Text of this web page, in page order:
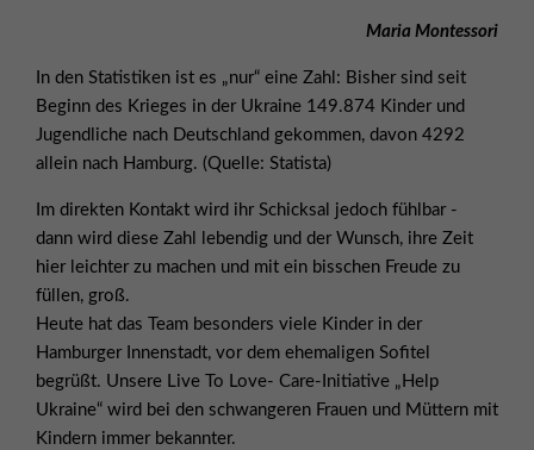
Maria Montessori
In den Statistiken ist es „nur“ eine Zahl: Bisher sind seit
Beginn des Krieges in der Ukraine 149.874 Kinder und
Jugendliche nach Deutschland gekommen, davon 4292
allein nach Hamburg. (Quelle: Statista)
Im direkten Kontakt wird ihr Schicksal jedoch fühlbar -
dann wird diese Zahl lebendig und der Wunsch, ihre Zeit
hier leichter zu machen und mit ein bisschen Freude zu
füllen, groß.
Heute hat das Team besonders viele Kinder in der
Hamburger Innenstadt, vor dem ehemaligen Sofitel
begrüßt. Unsere Live To Love- Care-Initiative „Help
Ukraine“ wird bei den schwangeren Frauen und Müttern mit
Kindern immer bekannter.